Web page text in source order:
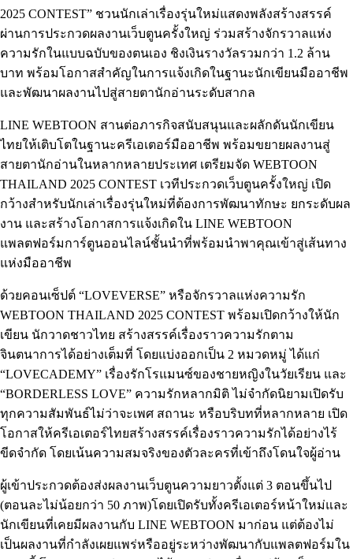
2025 CONTEST” ชวนนักเล่าเรื่องรุ่นใหม่แสดงพลังสร้างสรรค์
ผ่านการประกวดผลงานเว็บตูนครั้งใหญ่ ร่วมสร้างจักรวาลแห่ง
ความรักในแบบฉบับของตนเอง ชิงเงินรางวัลรวมกว่า 1.2 ล้าน
บาท พร้อมโอกาสสำคัญในการแจ้งเกิดในฐานะนักเขียนมืออาชีพ
และพัฒนาผลงานไปสู่สายตานักอ่านระดับสากล
LINE WEBTOON สานต่อภารกิจสนับสนุนและผลักดันนักเขียน
ไทยให้เติบโตในฐานะครีเอเตอร์มืออาชีพ พร้อมขยายผลงานสู่
สายตานักอ่านในหลากหลายประเทศ เตรียมจัด WEBTOON
THAILAND 2025 CONTEST เวทีประกวดเว็บตูนครั้งใหญ่ เปิด
กว้างสำหรับนักเล่าเรื่องรุ่นใหม่ที่ต้องการพัฒนาทักษะ ยกระดับผล
งาน และสร้างโอกาสการแจ้งเกิดใน LINE WEBTOON
แพลตฟอร์มการ์ตูนออนไลน์ชั้นนำที่พร้อมนำพาคุณเข้าสู่เส้นทาง
แห่งมืออาชีพ
ด้วยคอนเซ็ปต์ “LOVEVERSE” หรือจักรวาลแห่งความรัก
WEBTOON THAILAND 2025 CONTEST พร้อมเปิดกว้างให้นัก
เขียน นักวาดชาวไทย สร้างสรรค์เรื่องราวความรักตาม
จินตนาการได้อย่างเต็มที่ โดยแบ่งออกเป็น 2 หมวดหมู่ ได้แก่
“LOVECADEMY” เรื่องรักโรแมนซ์ของชายหญิงในวัยเรียน และ
“BORDERLESS LOVE” ความรักหลากมิติ ไม่จำกัดนิยามเปิดรับ
ทุกความสัมพันธ์ไม่ว่าจะเพศ สถานะ หรือบริบทที่หลากหลาย เปิด
โอกาสให้ครีเอเตอร์ไทยสร้างสรรค์เรื่องราวความรักได้อย่างไร้
ขีดจำกัด โดยเน้นความสมจริงของตัวละครที่เข้าถึงโดนใจผู้อ่าน
ผู้เข้าประกวดต้องส่งผลงานเว็บตูนความยาวตั้งแต่ 3 ตอนขึ้นไป
(ตอนละไม่น้อยกว่า 50 ภาพ)โดยเปิดรับทั้งครีเอเตอร์หน้าใหม่และ
นักเขียนที่เคยมีผลงานกับ LINE WEBTOON มาก่อน แต่ต้องไม่
เป็นผลงานที่กำลังเผยแพร่หรืออยู่ระหว่างพัฒนากับแพลตฟอร์มใน